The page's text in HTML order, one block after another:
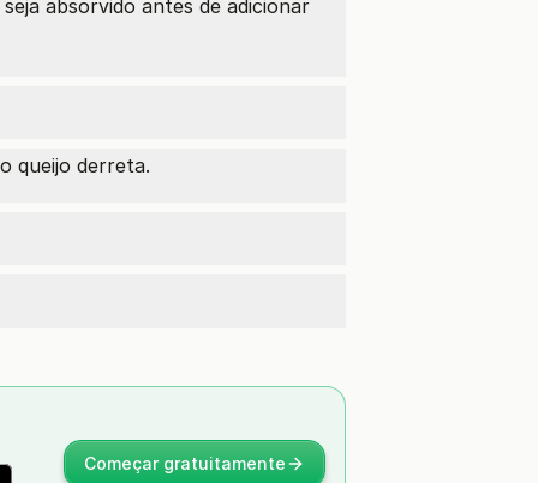
absorvido antes de adicionar
queijo derreta.
Começar gratuitamente